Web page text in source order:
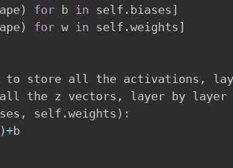
) for b in self . biases ]
) for w in self .weights ]
store all the activations ,
the z vectors ,
layer by layer
, self .weights ) :
)+b